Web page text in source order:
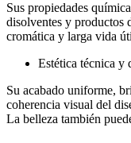
Sus propiedades
disolventes y productos
cromática y larga vida
Estética técnica y
Su acabado uniforme,
coherencia visual del
La belleza también